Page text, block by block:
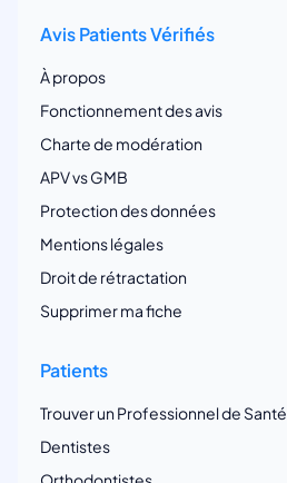
Avis Patients Vérifiés
À propos
Fonctionnement des avis
Charte de modération
APV vs GMB
Protection des données
Mentions légales
Droit de rétractation
Supprimer ma fiche
Patients
Trouver un Professionnel de Santé
Dentistes